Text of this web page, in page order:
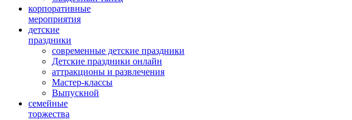
корпоративные
мероприятия
детские
праздники
современные детские праздники
Детские праздники онлайн
аттракционы и развлечения
Мастер-классы
Выпускной
cемейные
торжества